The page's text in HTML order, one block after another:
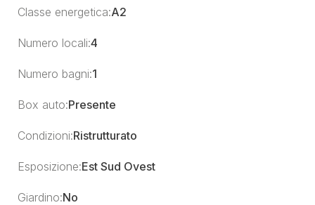
Classe energetica:A2
Numero locali:4
Numero bagni:1
Box auto:Presente
Condizioni:Ristrutturato
Esposizione:Est Sud Ovest
Giardino:No